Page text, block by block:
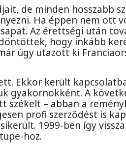
de minden hosszabb
Ha éppen nem ott
Az érettségi után
hogy inkább
úgy utazott ki
Ekkor került
gyakornokként. A
székelt – abban a
profi szerződést is
1999-ben így
hoz.